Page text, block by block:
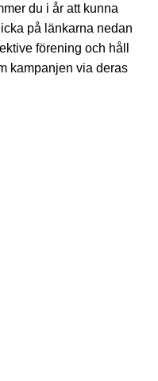
du i år att kunna
på länkarna nedan
förening och håll
kampanjen via deras